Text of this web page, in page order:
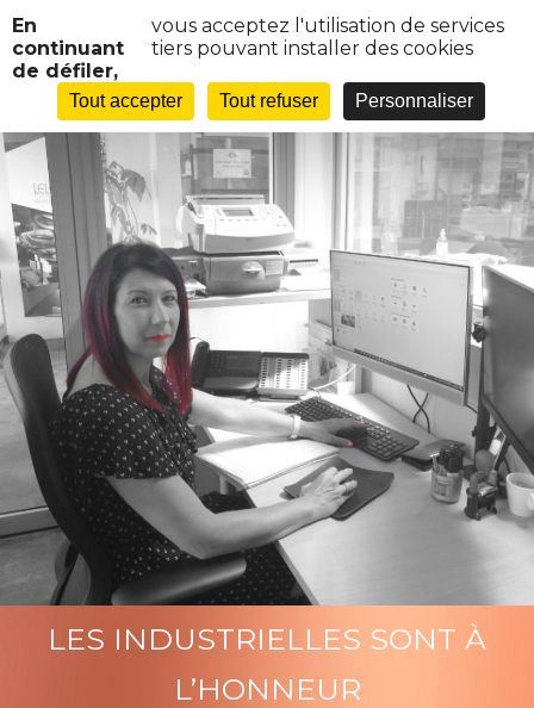
LES INDUSTRIELLES SONT À
L’HONNEUR
Panneau de gestion des cookies
En
continuant
de défiler,
vous acceptez l'utilisation de services
tiers pouvant installer des cookies
Tout accepter Tout refuser Personnaliser